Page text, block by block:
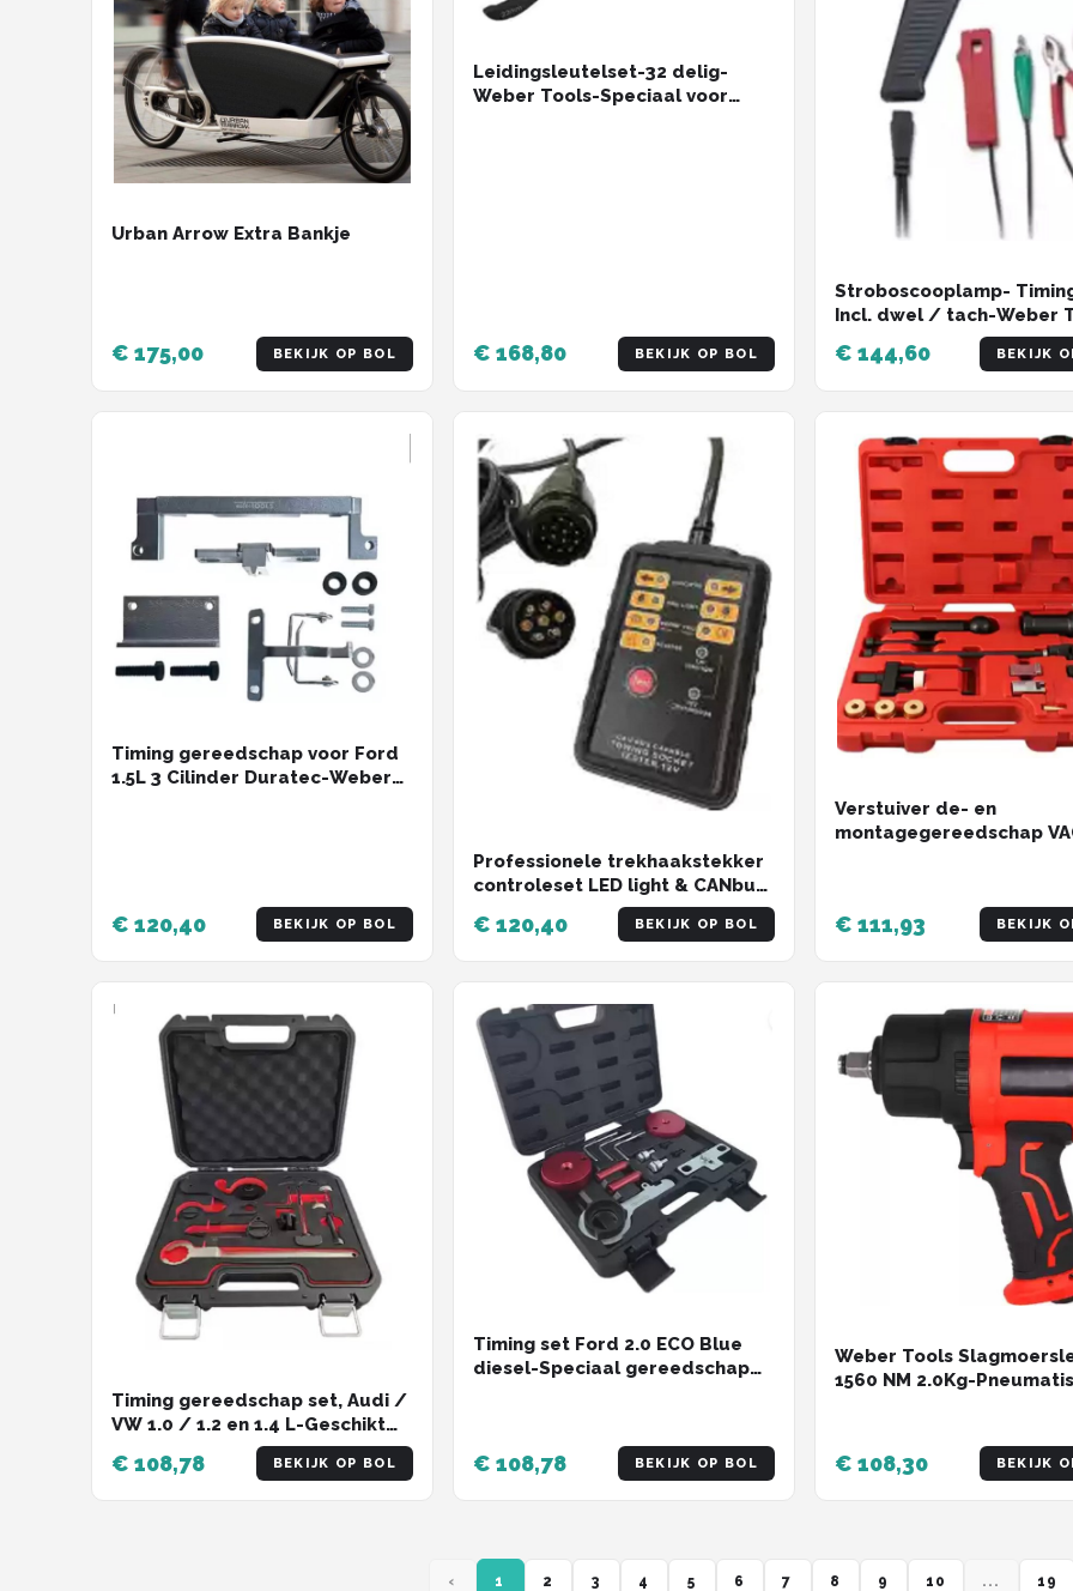
Urban Arrow Extra Bankje
€ 175,00 BEKIJK OP BOL
Leidingsleutelset-32 delig-
Weber Tools-Speciaal voor
€ 168,80 BEKIJK OP BOL
Stroboscooplamp-
Incl. dwel / tach-Weber
Deze digitale
timinglamp met LED
onontbeerlijk bij het juist
afstellen van de
ontstekingstiming
€ 144,60 BEKIJK
Timing gereedschap voor Ford
1.5L 3 Cilinder Duratec-Weber
€ 120,40 BEKIJK OP BOL
Professionele trekhaakstekker
controleset LED light & CANbus-
Trekhaakverlichting tester led
en CANbus
€ 120,40 BEKIJK OP BOL
Verstuiver de- en
montagegereedschap
€ 111,93 BEKIJK
Timing gereedschap set, Audi /
VW 1.0 / 1.2 en 1.4 L-Geschikt
voor de 1.0 liter 3-cilinder
benzine motoren van
Volkswagen Up & Polo, Skoda
€ 108,78 BEKIJK OP BOL
Timing set Ford 2.0 ECO Blue
diesel-Speciaal gereedschap
loopt
€ 108,78 BEKIJK OP BOL
Weber Tools
1560 NM 2.0Kg-
€ 108,30 BEKIJK
‹ 1 2 3 4 5 6 7 8 9 10 ... 19